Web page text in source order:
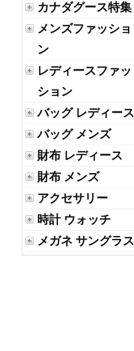
カナダグース特集
メンズファッショ
ン
レディースファッ
ション
バッグ レディース
バッグ メンズ
財布 レディース
財布 メンズ
アクセサリー
時計 ウォッチ
メガネ サングラス